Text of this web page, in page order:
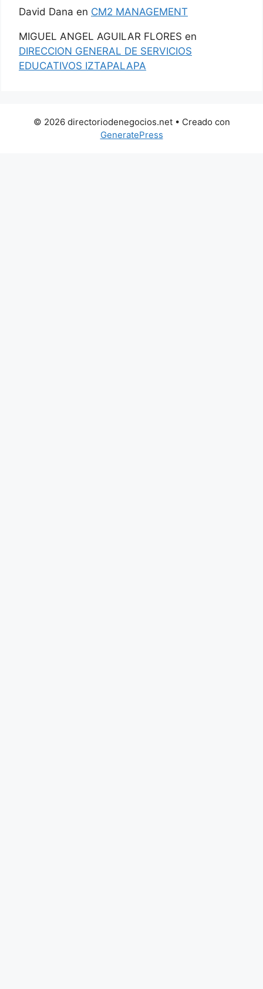
David Dana en CM2 MANAGEMENT
MIGUEL ANGEL AGUILAR FLORES en
DIRECCION GENERAL DE SERVICIOS
EDUCATIVOS IZTAPALAPA
© 2026 directoriodenegocios.net• Creado con
GeneratePress